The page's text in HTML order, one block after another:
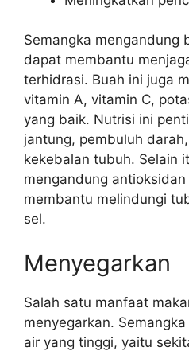
Semangka mengandung
dapat membantu
terhidrasi. Buah ini juga
vitamin A, vitamin C,
yang baik. Nutrisi ini
jantung, pembuluh
kekebalan tubuh. Selain
mengandung
membantu melindungi
sel.
Menyegarkan
Salah satu manfaat
menyegarkan.
air yang tinggi, yaitu